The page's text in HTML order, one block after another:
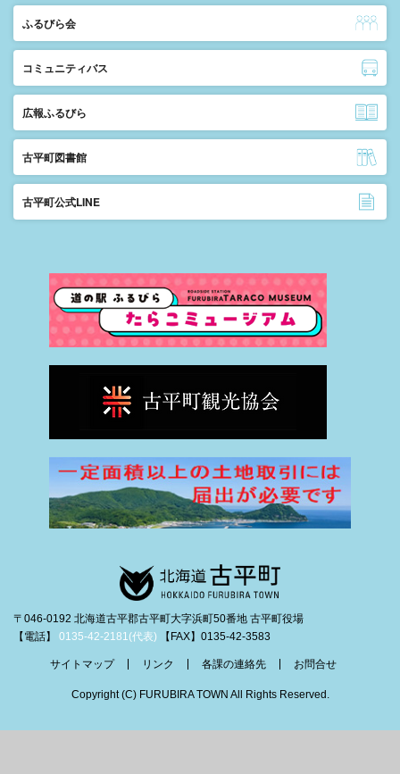
ふるびら会
コミュニティバス
広報ふるびら
古平町図書館
古平町公式LINE
〒046-0192 北海道古平郡古平町大字浜町50番地 古平町役場
【電話】 0135-42-2181(代表) 【FAX】0135-42-3583
サイトマップ リンク 各課の連絡先 お問合せ
Copyright (C) FURUBIRA TOWN All Rights Reserved.